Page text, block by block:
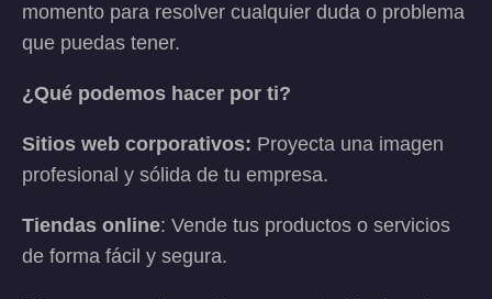
momento para resolver cualquier duda o problema
que puedas tener.
¿Qué podemos hacer por ti?
Sitios web corporativos: Proyecta una imagen
profesional y sólida de tu empresa.
Tiendas online: Vende tus productos o servicios
de forma fácil y segura.